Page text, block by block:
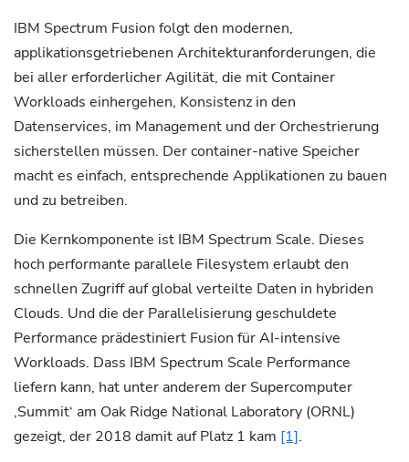
IBM Spectrum Fusion folgt den modernen,
applikationsgetriebenen Architekturanforderungen, die
bei aller erforderlicher Agilität, die mit Container
Workloads einhergehen, Konsistenz in den
Datenservices, im Management und der Orchestrierung
sicherstellen müssen. Der container-native Speicher
macht es einfach, entsprechende Applikationen zu bauen
und zu betreiben.
Die Kernkomponente ist IBM Spectrum Scale. Dieses
hoch performante parallele Filesystem erlaubt den
schnellen Zugriff auf global verteilte Daten in hybriden
Clouds. Und die der Parallelisierung geschuldete
Performance prädestiniert Fusion für AI-intensive
Workloads. Dass IBM Spectrum Scale Performance
liefern kann, hat unter anderem der Supercomputer
‚Summit‘ am Oak Ridge National Laboratory (ORNL)
gezeigt, der 2018 damit auf Platz 1 kam [1].